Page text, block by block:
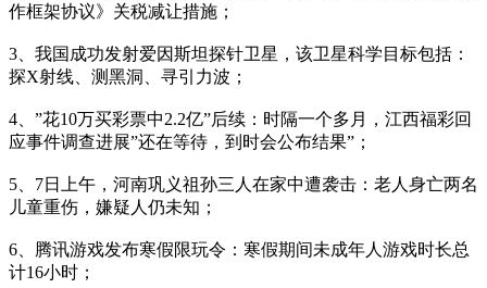
作框架协议》关税减让措施；
3、我国成功发射爱因斯坦探针卫星，该卫星科学目标包括：
探X射线、测黑洞、寻引力波；
4、”花10万买彩票中2.2亿”后续：时隔一个多月，江西福彩回
应事件调查进展”还在等待，到时会公布结果”；
5、7日上午，河南巩义祖孙三人在家中遭袭击：老人身亡两名
儿童重伤，嫌疑人仍未知；
6、腾讯游戏发布寒假限玩令：寒假期间未成年人游戏时长总
计16小时；